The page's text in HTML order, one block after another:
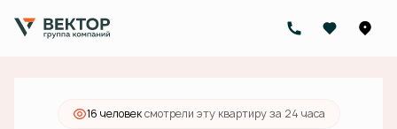
2-комнатная 18 241 000 руб.
Ипотекаот 65 510 руб./мес.
16 человексмотрели эту квартиру за 24 часа